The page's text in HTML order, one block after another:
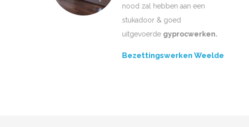
nood zal hebben aan een
stukadoor & goed
uitgevoerde gyprocwerken.
Bezettingswerken Weelde